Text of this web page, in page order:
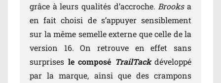
grâce à leurs qualités d’accroche. Brooksa
en fait choisi de s’appuyer sensiblement
sur la même semelle externe que celle de la
version 16. On retrouve en effet sans
surprises le composé TrailTack développé
par la marque, ainsi que des crampons